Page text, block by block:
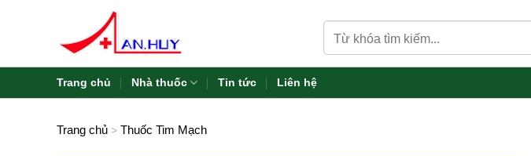
kiếm:
Trang chủ Nhà thuốc Tin tức Liên hệ
Trang chủ > Thuốc Tim Mạch